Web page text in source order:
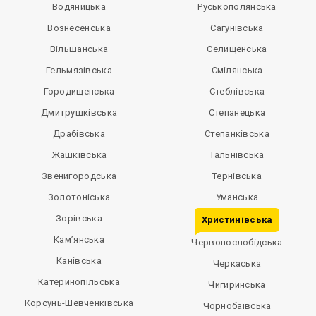
Водяницька
Вознесенська
Вільшанська
Гельмязівська
Городищенська
Дмитрушківська
Драбівська
Жашківська
Звенигородська
Золотоніська
Зорівська
Кам’янська
Канівська
Катеринопільська
Корсунь-Шевченківська
Руськополянська
Сагунівська
Селищенська
Смілянська
Стеблівська
Степанецька
Степанківська
Тальнівська
Тернівська
Уманська
Христинівська
Червонослобідська
Черкаська
Чигиринська
Чорнобаївська